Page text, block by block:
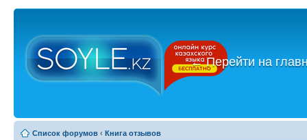
←Перейти на
Список форумов ‹ Книга отзывов